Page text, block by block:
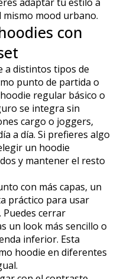
mismo mood urbano.
con
a distintos tipos de
punto de partida o
regular básico o
se integra sin
cargo o joggers,
a día. Si prefieres algo
un hoodie
y mantener el resto
con más capas, un
práctico para usar
Puedes cerrar
un look más sencillo o
inferior. Esta
hoodie en diferentes